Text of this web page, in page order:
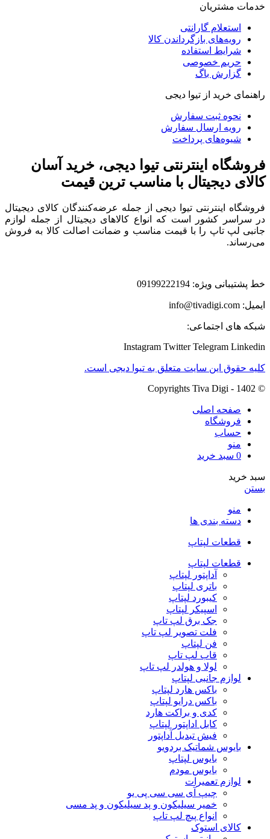
خدمات مشتریان
استعلام گارانتی
رویه‌های بازگرداندن کالا
شرایط استفاده
حریم خصوصی
گزارش باگ
راهنمای خرید از تیوا دیجی
نحوه ثبت سفارش
رویه ارسال سفارش
شیوه‌های پرداخت
فروشگاه اینترنتی تیوا دیجی، خرید آسان
کالای دیجیتال با مناسب ترین قیمت
فروشگاه اینترنتی تیوا دیجی از جمله عرضه‌کنندگان کالای دیجیتال
در سراسر کشور است که انواع کالاهای دیجیتال از جمله لوازم
جانبی لپ تاپ را با قیمت مناسب و ضمانت اصالت کالا به فروش
می‌رساند.
خط پشتیبانی ویژه: 09199222194
ایمیل: info@tivadigi.com
شبکه های اجتماعی:
Instagram Twitter Telegram Linkedin
کلیه حقوق این سایت متعلق به تیوا دیجی است.
© Copyrights Tiva Digi - 1402
صفحه اصلی
فروشگاه
حساب
منو
0 سبد خرید
سبد خرید
بستن
منو
دسته بندی ها
قطعات لپتاپ
قطعات لپتاپ
آداپتور لپتاپ
باتری لپتاپ
کیبورد لپتاپ
اسپیکر لپتاپ
جک برق لپ تاپ
فلت تصویر لپ تاپ
فن لپتاپ
قاب لپ تاپ
لولا و هولدر لپ تاپ
لوازم جانبی لپتاپ
باکس هارد لپتاپ
باکس درایو لپتاپ
کدی و براکت هارد
کابل اداپتور لپتاپ
فیش تبدیل آداپتور
بایوس شماتیک بردویو
بایوس لپتاپ
بایوس مودم
لوازم تعمیرات
چیپ آی سی سی پی یو
خمیر سیلیکون و پد سیلیکون و پد مسی
انواع پیچ لپ تاپ
کالای استوک